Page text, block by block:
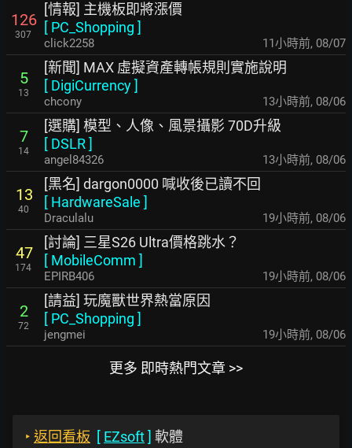
126
307
[情報] 主機板即將漲價
[ PC_Shopping ]
click2258 11小時前, 08/07
5
13
[新聞] MAX 虛擬資產轉帳規則實施說明
[ DigiCurrency]
chcony 13小時前, 08/06
7
14
[選購] 模型、人像、風景攝影 70D升級
[ DSLR]
angel84326 13小時前, 08/06
13
40
[黑名] dargon0000 喊收後已讀不回
[ HardwareSale ]
Draculalu 19小時前, 08/06
47
174
[討論] 三星S26 Ultra價格跳水？
[ MobileComm ]
EPIRB406 19小時前, 08/06
2
72
[請益] 玩魔獸世界熱當原因
[ PC_Shopping ]
jengmei 19小時前, 08/06
更多 即時熱門文章 >>
‣ 返回看板 [ EZsoft] 軟體